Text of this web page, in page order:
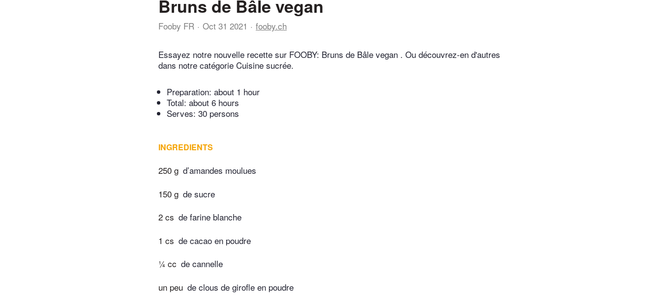
Bruns de Bâle vegan
Fooby FR Oct 31 2021 fooby.ch
Essayez notre nouvelle recette sur FOOBY: Bruns de Bâle vegan . Ou découvrez-en d'autres
dans notre catégorie Cuisine sucrée.
Preparation: about 1 hour
Total: about 6 hours
Serves: 30 persons
INGREDIENTS
250 g d’amandes moulues
150 g de sucre
2 cs de farine blanche
1 cs de cacao en poudre
¼ cc de cannelle
un peu de clous de girofle en poudre